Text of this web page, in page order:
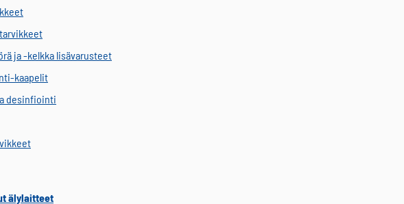
ja -kelkka lisävarusteet
kaapelit
desinfiointi
älylaitteet